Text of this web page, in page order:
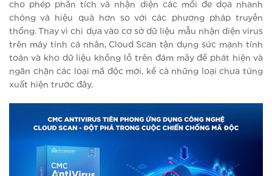
cho phép phân tích và nhận diện các mối đe dọa nhanh
chóng và hiệu quả hơn so với các phương pháp truyền
thống. Thay vì chỉ dựa vào cơ sở dữ liệu mẫu nhận diện virus
trên máy tính cá nhân, Cloud Scan tận dụng sức mạnh tính
toán và kho dữ liệu khổng lồ trên đám mây để phát hiện và
ngăn chặn các loại mã độc mới, kể cả những loại chưa từng
xuất hiện trước đây.